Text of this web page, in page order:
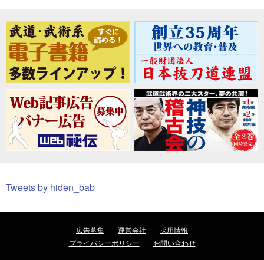
Tweets by hiden_bab
広告募集 運営会社
採用情報
プライバシーポリシー
お問い合わせ